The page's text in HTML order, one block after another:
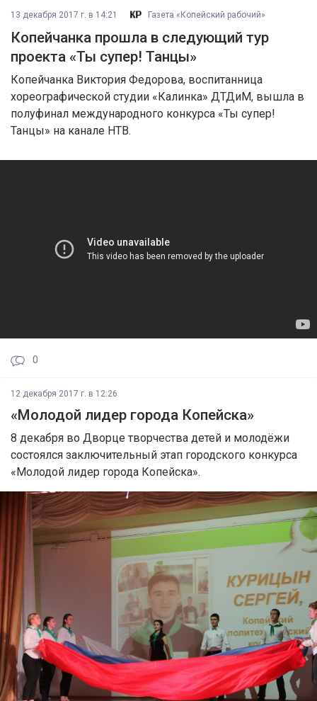
13 декабря 2017 г. в 14:21 Газета «Копейский рабочий»
Копейчанка прошла в следующий тур
проекта «Ты супер! Танцы»
Копейчанка Виктория Федорова, воспитанница
хореографической студии «Калинка» ДТДиМ, вышла в
полуфинал международного конкурса «Ты супер!
Танцы» на канале НТВ.
0
12 декабря 2017 г. в 12:26
«Молодой лидер города Копейска»
8 декабря во Дворце творчества детей и молодёжи
состоялся заключительный этап городского конкурса
«Молодой лидер города Копейска».